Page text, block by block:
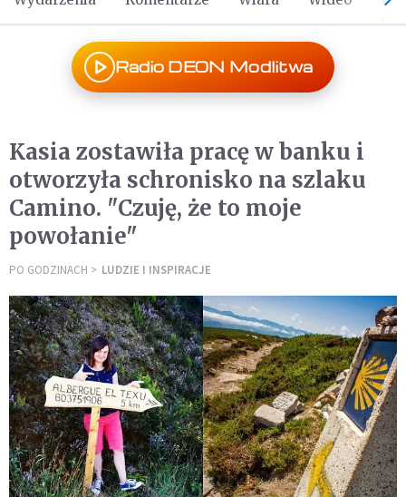
Radio DEON Modlitwa
Kasia zostawiła pracę w banku i
otworzyła schronisko na szlaku
Camino. "Czuję, że to moje
powołanie"
PO GODZINACH LUDZIE I INSPIRACJE